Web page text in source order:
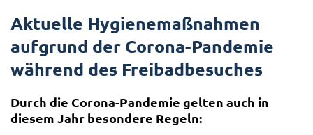
Aktuelle Hygienemaßnahmen
aufgrund der Corona-Pandemie
während des Freibadbesuches
Durch die Corona-Pandemie gelten auch in
diesem Jahr besondere Regeln: